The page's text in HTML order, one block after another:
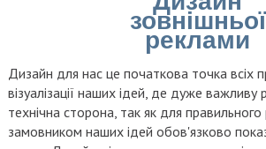
зовнішньої
реклами
Дизайн для нас це початкова точка всіх
візуалізації наших ідей, де дуже важливу
технічна сторона, так як для правильного
замовником наших ідей обов'язково